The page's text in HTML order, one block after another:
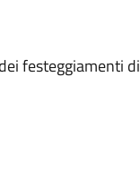
festeggiamenti